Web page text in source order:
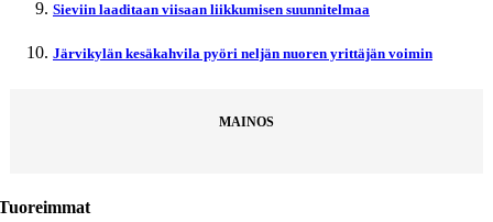
Sieviin laaditaan viisaan liikkumisen suunnitelmaa
Järvikylän kesäkahvila pyöri neljän nuoren yrittäjän voimin
MAINOS